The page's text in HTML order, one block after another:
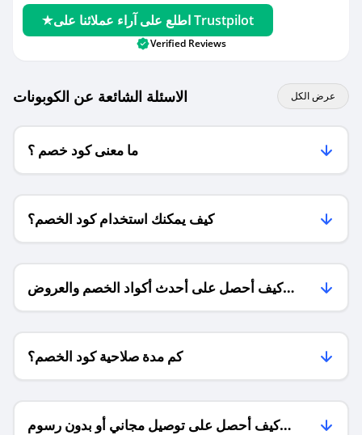
اطلع على آراء عملائنا على Trustpilot
Verified Reviews
الاسئلة الشائعة عن الكوبونات عرض الكل
ما معنى كود خصم ؟
كيف يمكنك استخدام كود الخصم؟
كيف أحصل على أحدث أكواد الخصم والعروض
للمتاجر؟
كم مدة صلاحية كود الخصم؟
كيف أحصل على توصيل مجاني أو بدون رسوم